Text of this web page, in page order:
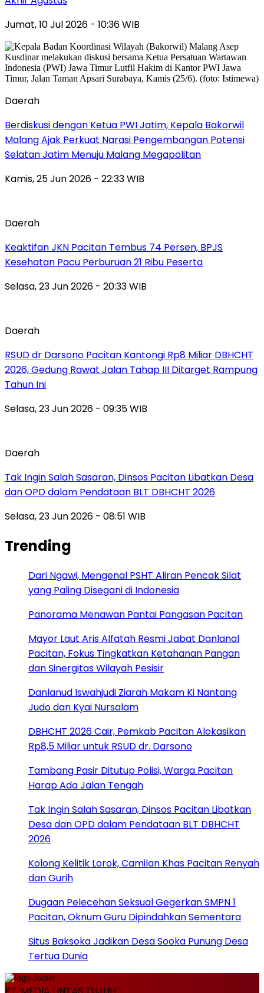
Jumat, 10 Jul 2026 - 10:36 WIB
Daerah
Berdiskusi dengan Ketua PWI Jatim, Kepala Bakorwil
Malang Ajak Perkuat Narasi Pengembangan Potensi
Selatan Jatim Menuju Malang Megapolitan
Kamis, 25 Jun 2026 - 22:33 WIB
Daerah
Keaktifan JKN Pacitan Tembus 74 Persen, BPJS
Kesehatan Pacu Perburuan 21 Ribu Peserta
Selasa, 23 Jun 2026 - 20:33 WIB
Daerah
RSUD dr Darsono Pacitan Kantongi Rp8 Miliar DBHCHT
2026, Gedung Rawat Jalan Tahap III Ditarget Rampung
Tahun Ini
Selasa, 23 Jun 2026 - 09:35 WIB
Daerah
Tak Ingin Salah Sasaran, Dinsos Pacitan Libatkan Desa
dan OPD dalam Pendataan BLT DBHCHT 2026
Selasa, 23 Jun 2026 - 08:51 WIB
Trending
Dari Ngawi, Mengenal PSHT Aliran Pencak Silat
yang Paling Disegani di Indonesia
Panorama Menawan Pantai Pangasan Pacitan
Mayor Laut Aris Alfatah Resmi Jabat Danlanal
Pacitan, Fokus Tingkatkan Ketahanan Pangan
dan Sinergitas Wilayah Pesisir
Danlanud Iswahjudi Ziarah Makam Ki Nantang
Judo dan Kyai Nursalam
DBHCHT 2026 Cair, Pemkab Pacitan Alokasikan
Rp8,5 Miliar untuk RSUD dr. Darsono
Tambang Pasir Ditutup Polisi, Warga Pacitan
Harap Ada Jalan Tengah
Tak Ingin Salah Sasaran, Dinsos Pacitan Libatkan
Desa dan OPD dalam Pendataan BLT DBHCHT
2026
Kolong Kelitik Lorok, Camilan Khas Pacitan Renyah
dan Gurih
Dugaan Pelecehan Seksual Gegerkan SMPN 1
Pacitan, Oknum Guru Dipindahkan Sementara
Situs Baksoka Jadikan Desa Sooka Punung Desa
Tertua Dunia